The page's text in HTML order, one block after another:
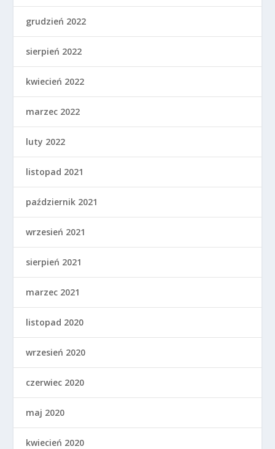
grudzień 2022
sierpień 2022
kwiecień 2022
marzec 2022
luty 2022
listopad 2021
październik 2021
wrzesień 2021
sierpień 2021
marzec 2021
listopad 2020
wrzesień 2020
czerwiec 2020
maj 2020
kwiecień 2020